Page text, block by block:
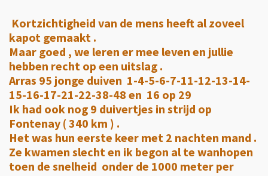
Kortzichtigheid van de mens heeft al zoveel
kapot gemaakt .
Maar goed , we leren er mee leven en jullie
hebben recht op een uitslag .
Arras 95 jonge duiven 1-4-5-6-7-11-12-13-14-
15-16-17-21-22-38-48 en 16 op 29
Ik had ook nog 9 duivertjes in strijd op
Fontenay ( 340 km ) .
Het was hun eerste keer met 2 nachten mand .
Ze kwamen slecht en ik begon al te wanhopen
toen de snelheid onder de 1000 meter per